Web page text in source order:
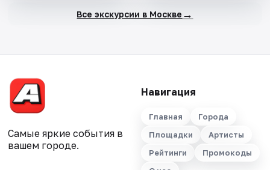
Все экскурсии в Москве →
Самые яркие события в
вашем городе.
Навигация
Главная
Города
Площадки
Артисты
Рейтинги
Промокоды